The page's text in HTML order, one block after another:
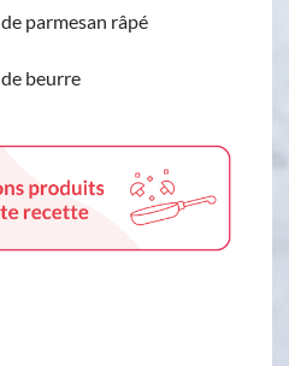
de parmesan râpé
de beurre